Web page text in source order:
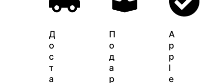
Д
о
с
т
а
П
о
д
а
р
A
p
p
l
e